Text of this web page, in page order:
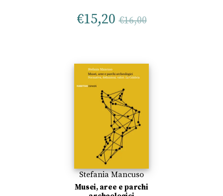
€15,20 €16,00
Stefania Mancuso
Musei, aree e parchi